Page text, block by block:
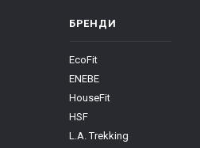
БРЕНДИ
EcoFit
ENEBE
HouseFit
HSF
L.A. Trekking